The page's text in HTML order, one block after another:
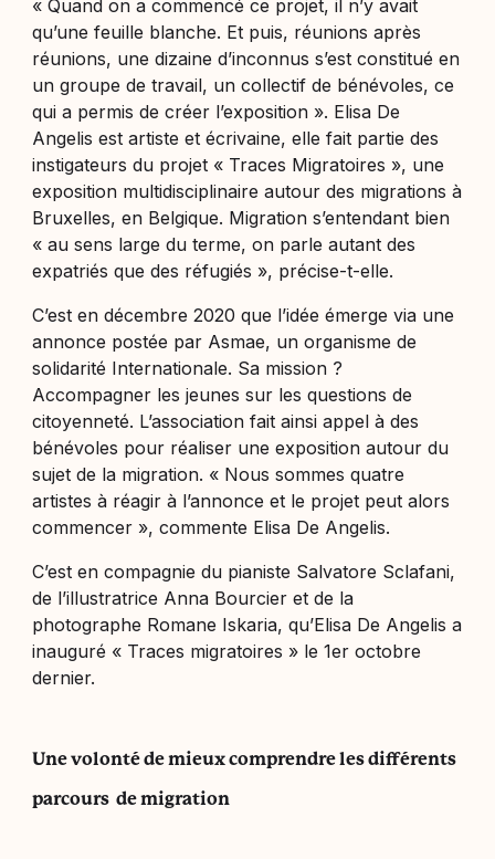
«Quand on a commencé ce projet, il n’y avait
qu’une feuille blanche. Et puis, réunions après
réunions, une dizaine d’inconnus s’est constitué en
un groupe de travail, un collectif de bénévoles, ce
qui a permis de créer l’exposition ». Elisa De
Angelis est artiste et écrivaine, elle fait partie des
instigateurs du projet « Traces Migratoires », une
exposition multidisciplinaire autour des migrations à
Bruxelles, en Belgique. Migration s’entendant bien
«au sens large du terme, on parle autant des
expatriés que des réfugiés », précise-t-elle.
C’est en décembre 2020 que l’idée émerge via une
annonce postée par Asmae, un organisme de
solidarité Internationale. Sa mission ?
Accompagner les jeunes sur les questions de
citoyenneté. L’association fait ainsi appel à des
bénévoles pour réaliser une exposition autour du
sujet de la migration. « Nous sommes quatre
artistes à réagir à l’annonce et le projet peut alors
commencer », commente Elisa De Angelis.
C’est en compagnie du pianiste Salvatore Sclafani,
de l’illustratrice Anna Bourcier et de la
photographe Romane Iskaria, qu’Elisa De Angelis a
inauguré « Traces migratoires » le 1er octobre
dernier.
Une volonté de mieux comprendre les différents
parcours de migration